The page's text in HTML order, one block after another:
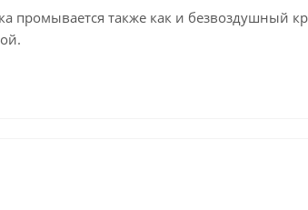
промывается также как и безвоздушный